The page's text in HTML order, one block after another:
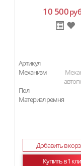
10 500
Артикул
Механизм
Пол
Материал ремня
Добавить в
Купить в 1